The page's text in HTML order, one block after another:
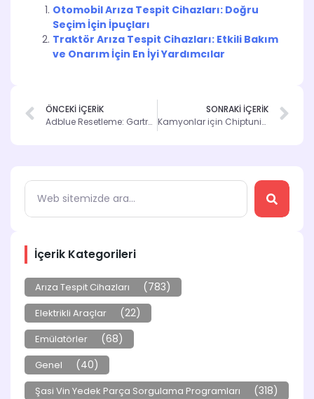
İçerik Kategorileri
Arıza Tespit Cihazları (783)
Elektrikli Araçlar (22)
Emülatörler (68)
Genel (40)
Şasi Vin Yedek Parça Sorgulama Programları (318)
Otomobil Arıza Tespit Cihazları: Doğru
Seçim İçin İpuçları
Traktör Arıza Tespit Cihazları: Etkili Bakım
ve Onarım İçin En İyi Yardımcılar
ÖNCEKİ İÇERİK
Adblue Resetleme: Gartruck ile Kolay Çözüm
SONRAKİ İÇERİK
Kamyonlar için Chiptuning: Performans Artışı Sağlayın